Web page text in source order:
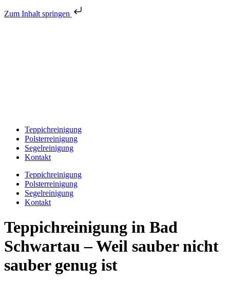
Zum Inhalt springen
Teppichreinigung
Polsterreinigung
Segelreinigung
Kontakt
Teppichreinigung
Polsterreinigung
Segelreinigung
Kontakt
Teppichreinigung in Bad
Schwartau – Weil sauber nicht
sauber genug ist